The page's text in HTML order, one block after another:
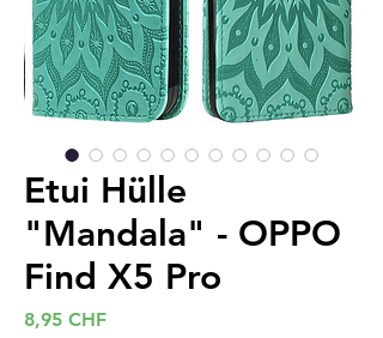
Etui Hülle
"Mandala" - OPPO
Find X5 Pro
8,95 CHFPreis